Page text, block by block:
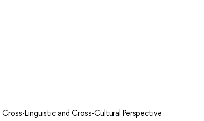
Cross-Linguistic and Cross-Cultural Perspective